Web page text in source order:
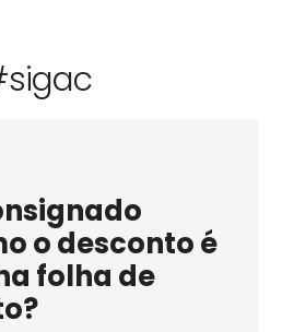
o desconto é
folha de